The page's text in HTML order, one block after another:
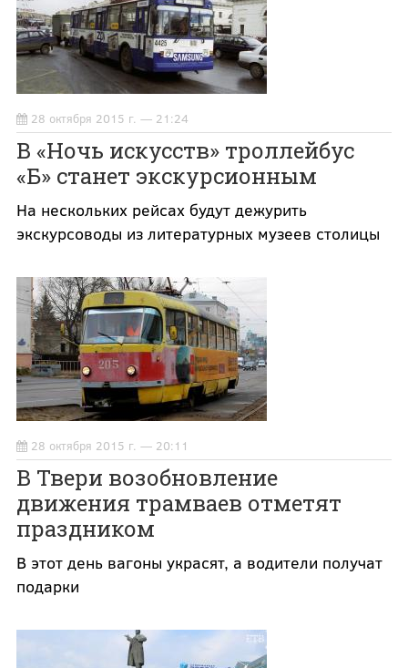
28 октября 2015 г. — 21:24
В «Ночь искусств» троллейбус
«Б» станет экскурсионным
На нескольких рейсах будут дежурить
экскурсоводы из литературных музеев столицы
28 октября 2015 г. — 20:11
В Твери возобновление
движения трамваев отметят
праздником
В этот день вагоны украсят, а водители получат
подарки